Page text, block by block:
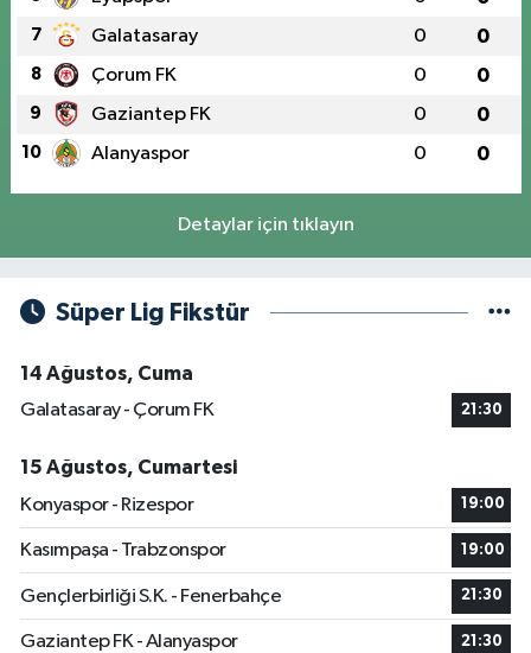
7 Galatasaray 0 0
8 Çorum FK 0 0
9 Gaziantep FK 0 0
10 Alanyaspor 0 0
Detaylar için tıklayın
Süper Lig Fikstür
14 Ağustos, Cuma
Galatasaray - Çorum FK
21:30
15 Ağustos, Cumartesi
Konyaspor - Rizespor
19:00
Kasımpaşa - Trabzonspor 19:00
Gençlerbirliği S.K. - Fenerbahçe 21:30
Gaziantep FK - Alanyaspor 21:30